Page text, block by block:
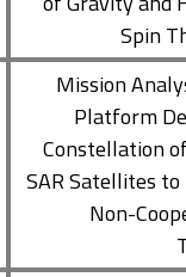
Spin
Mission
Platform
Constellation
SAR Satellites
Non-